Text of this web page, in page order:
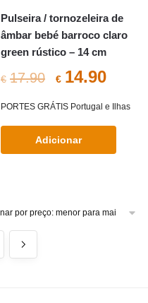
Pulseira / tornozeleira de
âmbar bebé barroco claro
green rústico – 14 cm
€ 17.90
O
preço
original
era:
€ 14.90O
atual
é:
PORTES GRÁTIS Portugal e Ilhas
Adicionar